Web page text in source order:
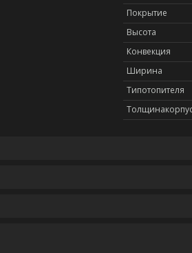
Покрытие
Высота
Конвекция
Ширина
Типотопителя